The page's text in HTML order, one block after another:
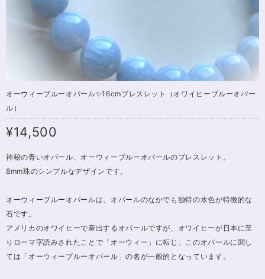
オーウィーブルーオパール✨16cmブレスレット（オワイヒーブルーオパー
ル）
¥14,500
神秘の青いオパール、オーウィーブルーオパールのブレスレット。
8mm珠のシンプルなデザインです。
オーウィーブルーオパールは、オパールのなかでも独特の水色が特徴的な
石です。
アメリカのオワイヒーで産出するオパールですが、オワイヒーが日本に至
りローマ字読みされたことで「オーウィー」に転じ、このオパールに関し
ては「オーウィーブルーオパール」の名が一般的となっています。